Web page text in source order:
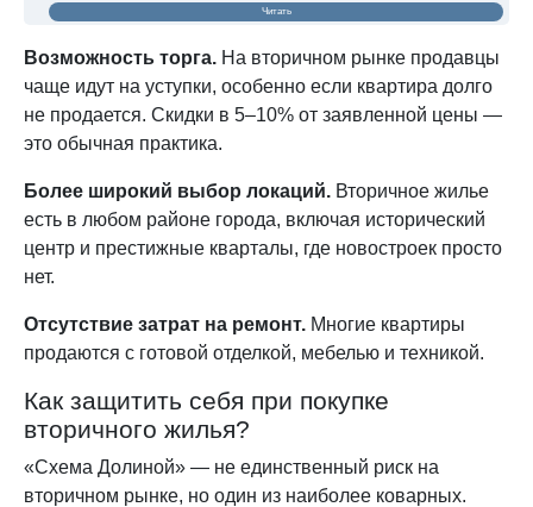
Читать
Возможность торга. На вторичном рынке продавцы
чаще идут на уступки, особенно если квартира долго
не продается. Скидки в 5–10% от заявленной цены —
это обычная практика.
Более широкий выбор локаций. Вторичное жилье
есть в любом районе города, включая исторический
центр и престижные кварталы, где новостроек просто
нет.
Отсутствие затрат на ремонт. Многие квартиры
продаются с готовой отделкой, мебелью и техникой.
Как защитить себя при покупке
вторичного жилья?
«Схема Долиной» — не единственный риск на
вторичном рынке, но один из наиболее коварных.